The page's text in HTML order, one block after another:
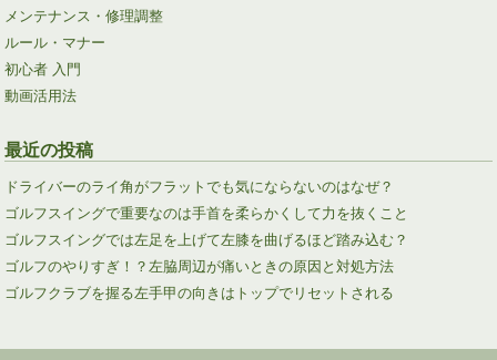
メンテナンス・修理調整
ルール・マナー
初心者 入門
動画活用法
最近の投稿
ドライバーのライ角がフラットでも気にならないのはなぜ？
ゴルフスイングで重要なのは手首を柔らかくして力を抜くこと
ゴルフスイングでは左足を上げて左膝を曲げるほど踏み込む？
ゴルフのやりすぎ！？左脇周辺が痛いときの原因と対処方法
ゴルフクラブを握る左手甲の向きはトップでリセットされる